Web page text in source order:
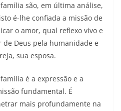
são, em última análise,
é-lhe confiada a missão de
o amor, qual reflexo vivo e
Deus pela humanidade e
sua esposa.
é a expressão e a
fundamental. É
mais profundamente na